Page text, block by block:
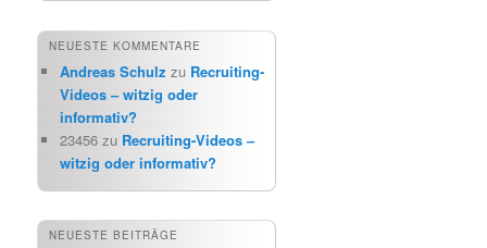
NEUESTE KOMMENTARE
Andreas Schulz zu Recruiting-
Videos – witzig oder
informativ?
23456 zu Recruiting-Videos –
witzig oder informativ?
NEUESTE BEITRÄGE